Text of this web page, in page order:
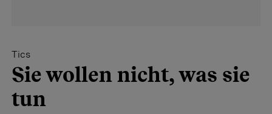
Tics
Sie wollen nicht, was sie
tun